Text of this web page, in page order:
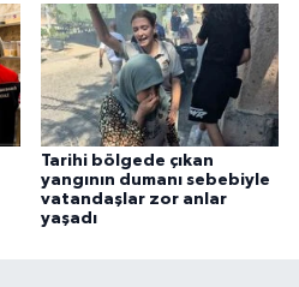
Tarihi bölgede çıkan
yangının dumanı sebebiyle
vatandaşlar zor anlar
yaşadı